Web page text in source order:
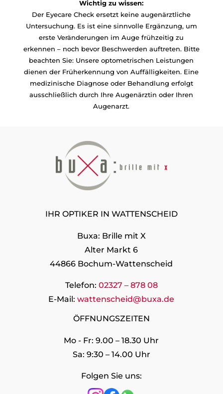
Wichtig zu wissen:
Der Eyecare Check ersetzt keine augenärztliche
Untersuchung. Es ist eine sinnvolle Ergänzung, um
erste Veränderungen im Auge frühzeitig zu
erkennen – noch bevor Beschwerden auftreten. Bitte
beachten Sie: Unsere optometrischen Leistungen
dienen der Früherkennung von Auffälligkeiten. Eine
medizinische Diagnose oder Behandlung erfolgt
ausschließlich durch Ihre Augenärztin oder Ihren
Augenarzt.
IHR OPTIKER IN WATTENSCHEID
Buxa: Brille mit X
Alter Markt 6
44866 Bochum-Wattenscheid
Telefon: 02327 – 878 08
E-Mail: wattenscheid@buxa.de
ÖFFNUNGSZEITEN
Mo - Fr: 9.00 – 18.30 Uhr
Sa: 9:30 – 14.00 Uhr
Folgen Sie uns: